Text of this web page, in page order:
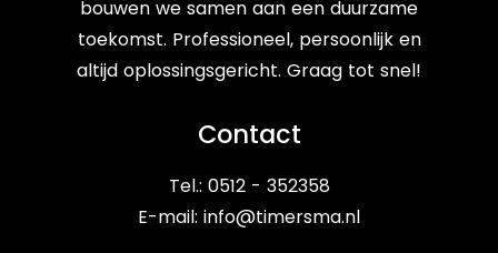
bouwen we samen aan een duurzame
toekomst. Professioneel, persoonlijk en
altijd oplossingsgericht. Graag tot snel!
Contact
Tel.: 0512 - 352358
E-mail: info@timersma.nl